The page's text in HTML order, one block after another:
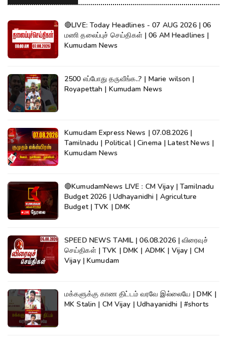
🔴LIVE: Today Headlines - 07 AUG 2026 | 06
மணி தலைப்புச் செய்திகள் | 06 AM Headlines |
Kumudam News
2500 எப்போது தருவீங்க..? | Marie wilson |
Royapettah | Kumudam News
Kumudam Express News | 07.08.2026 |
Tamilnadu | Political | Cinema | Latest News |
Kumudam News
🔴KumudamNews LIVE : CM Vijay | Tamilnadu
Budget 2026 | Udhayanidhi | Agriculture
Budget | TVK | DMK
SPEED NEWS TAMIL | 06.08.2026 | விரைவுச்
செய்திகள் | TVK | DMK | ADMK | Vijay | CM
Vijay | Kumudam
மக்களுக்கு காண திட்டம் வரவே இல்லையே | DMK |
MK Stalin | CM Vijay | Udhayanidhi | #shorts